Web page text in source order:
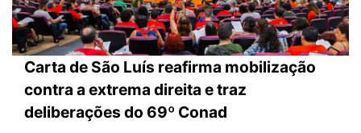
Carta de São Luís reafirma mobilização
contra a extrema direita e traz
deliberações do 69º Conad